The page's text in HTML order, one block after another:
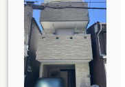
線「岸里玉出」駅まで徒
で徒歩8分■大阪メトロ堺